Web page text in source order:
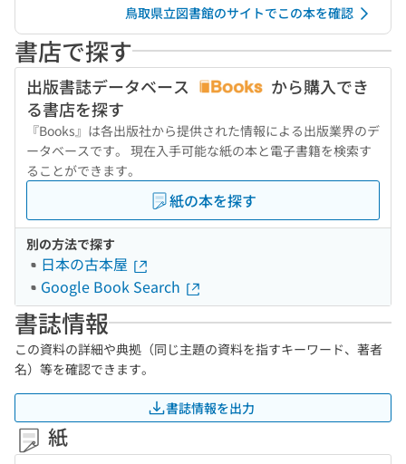
鳥取県立図書館のサイトでこの本を確認
書店で探す
出版書誌データベース
から購入でき
る書店を探す
『Books』は各出版社から提供された情報による出版業界のデ
ータベースです。 現在入手可能な紙の本と電子書籍を検索す
ることができます。
紙の本を探す
別の方法で探す
日本の古本屋
Google Book Search
書誌情報
この資料の詳細や典拠（同じ主題の資料を指すキーワード、著者
名）等を確認できます。
書誌情報を出力
紙